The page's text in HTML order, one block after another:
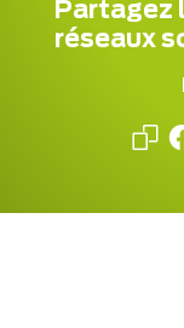
Partagez
réseaux